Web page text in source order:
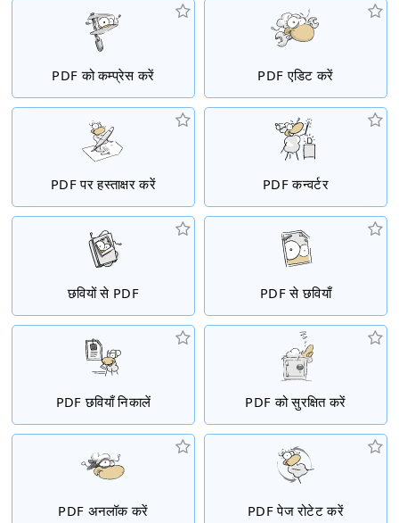
PDF को कम्प्रेस करें PDF एडिट करें
PDF पर हस्ताक्षर करें PDF कन्वर्टर
छवियों से PDF PDF से छवियाँ
PDF छवियाँ निकालें PDF को सुरक्षित करें
PDF अनलॉक करें PDF पेज रोटेट करें